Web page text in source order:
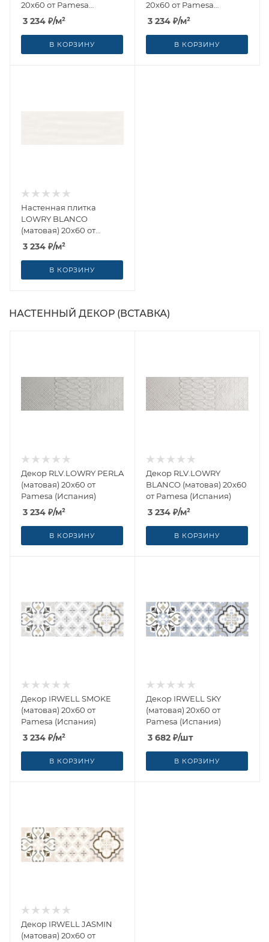
20x60 от Pamesa
(Испания)
3 234 ₽/м²
В КОРЗИНУ
20x60 от Pamesa
(Испания)
3 234 ₽/м²
В КОРЗИНУ
Настенная плитка
LOWRY BLANCO
(матовая) 20x60 от
Pamesa (Испания)
3 234 ₽/м²
В КОРЗИНУ
НАСТЕННЫЙ ДЕКОР (ВСТАВКА)
Декор RLV.LOWRY PERLA
(матовая) 20x60 от
Pamesa (Испания)
3 234 ₽/м²
В КОРЗИНУ
Декор RLV.LOWRY
BLANCO (матовая) 20x60
от Pamesa (Испания)
3 234 ₽/м²
В КОРЗИНУ
Декор IRWELL SMOKE
(матовая) 20x60 от
Pamesa (Испания)
3 234 ₽/м²
В КОРЗИНУ
Декор IRWELL SKY
(матовая) 20x60 от
Pamesa (Испания)
3 682 ₽/шт
В КОРЗИНУ
Декор IRWELL JASMIN
(матовая) 20x60 от